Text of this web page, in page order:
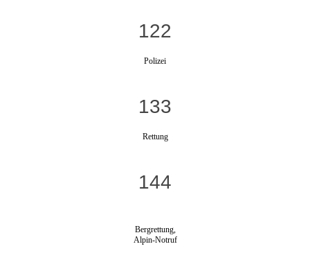
122
Polizei
133
Rettung
144
Bergrettung,
Alpin-Notruf